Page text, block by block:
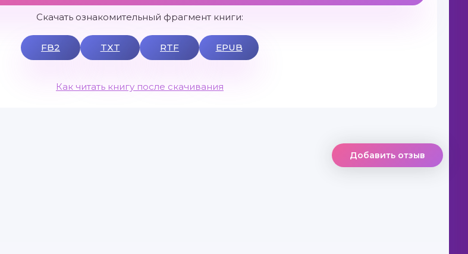
Скачать ознакомительный фрагмент книги:
FB2 TXT RTF EPUB
Как читать книгу после скачивания
Добавить отзыв